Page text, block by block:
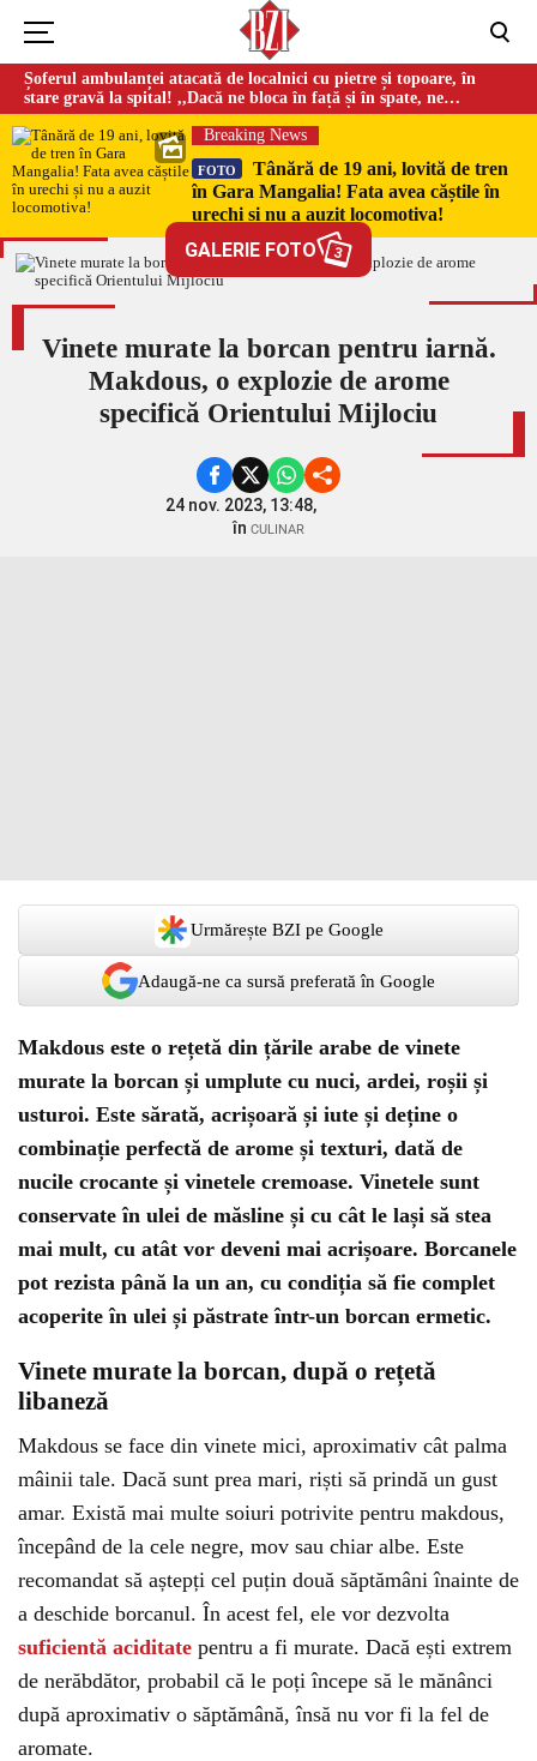
Șoferul ambulanței atacată de localnici cu pietre și topoare, în
stare gravă la spital! ,,Dacă ne bloca în față și în spate, ne
omorau…”
Breaking News
FOTO
Tânără de 19 ani, lovită de tren
în Gara Mangalia! Fata avea căștile în
urechi și nu a auzit locomotiva!
GALERIE FOTO 3
Vinete murate la borcan pentru iarnă.
Makdous, o explozie de arome
specifică Orientului Mijlociu
24 nov. 2023, 13:48,
în CULINAR
Urmărește BZI pe Google
Adaugă-ne ca sursă preferată în Google
Makdous este o rețetă din țările arabe de vinete
murate la borcan și umplute cu nuci, ardei, roșii și
usturoi. Este sărată, acrișoară și iute și deține o
combinație perfectă de arome și texturi, dată de
nucile crocante și vinetele cremoase. Vinetele sunt
conservate în ulei de măsline și cu cât le lași să stea
mai mult, cu atât vor deveni mai acrișoare. Borcanele
pot rezista până la un an, cu condiția să fie complet
acoperite în ulei și păstrate într-un borcan ermetic.
Vinete murate la borcan, după o rețetă
libaneză
Makdous se face din vinete mici, aproximativ cât palma
mâinii tale. Dacă sunt prea mari, riști să prindă un gust
amar. Există mai multe soiuri potrivite pentru makdous,
începând de la cele negre, mov sau chiar albe. Este
recomandat să aștepți cel puțin două săptămâni înainte de
a deschide borcanul. În acest fel, ele vor dezvolta
suficientă aciditate pentru a fi murate. Dacă ești extrem
de nerăbdător, probabil că le poți începe să le mănânci
după aproximativ o săptămână, însă nu vor fi la fel de
aromate.